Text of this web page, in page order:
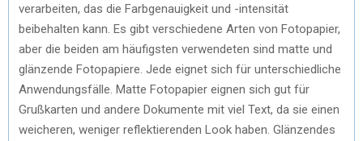
verarbeiten, das die Farbgenauigkeit und -intensität
beibehalten kann. Es gibt verschiedene Arten von Fotopapier,
aber die beiden am häufigsten verwendeten sind matte und
glänzende Fotopapiere. Jede eignet sich für unterschiedliche
Anwendungsfälle. Matte Fotopapier eignen sich gut für
Grußkarten und andere Dokumente mit viel Text, da sie einen
weicheren, weniger reflektierenden Look haben. Glänzendes